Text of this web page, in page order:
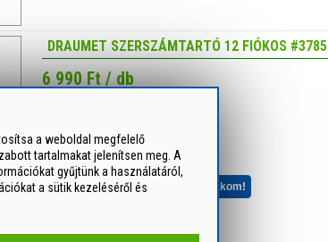
a weboldal megfelelő
tartalmakat jelenítsen meg. A
gyűjtünk a használatáról,
a sütik kezeléséről és
DRAUMET SZERSZÁMTARTÓ 12 FIÓKOS #3785
6 990 Ft / db
Azonosító : 3785
Súly: 626 g
+ - db Kosárba rakom!